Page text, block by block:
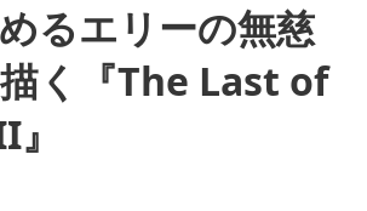
るエリーの無慈
く『The Last of